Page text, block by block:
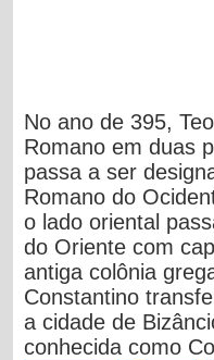
No ano de 395,
Romano em duas
passa a ser
Romanodo
o lado oriental
do Oriente com
antigacolônia
Constantino
a cidade de
conhecida como